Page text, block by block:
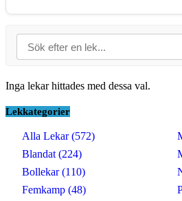
Inga lekar hittades med dessa val.
Lekkategorier
Alla Lekar (572)
Blandat (224)
Bollekar (110)
Femkamp (48)